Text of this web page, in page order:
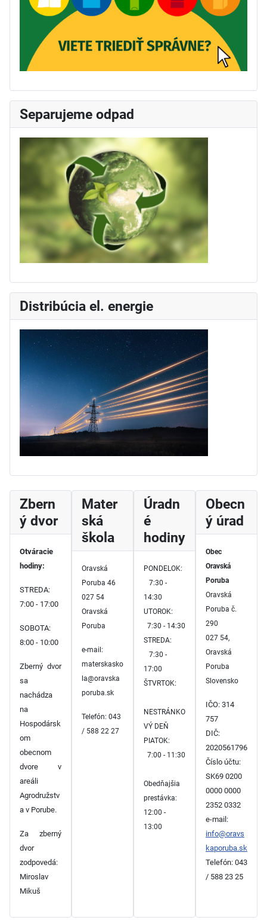
Separujeme odpad
Distribúcia el. energie
Zbern
ý dvor
Otváracie
hodiny:
STREDA:
7:00 - 17:00
SOBOTA:
8:00 - 10:00
Zberný dvor
sa
nachádza
na
Hospodársk
om
obecnom
dvore v
areáli
Agrodružstv
a v Porube.
Za zberný
dvor
zodpovedá:
Miroslav
Mikuš
Mater
ská
škola
Oravská
Poruba 46
027 54
Oravská
Poruba
e-mail:
materskasko
la@oravska
poruba.sk
Telefón: 043
/ 588 22 27
Úradn
é
hodiny
PONDELOK:
7:30 -
14:30
UTOROK:
7:30 - 14:30
STREDA:
7:30 -
17:00
ŠTVRTOK:
NESTRÁNKO
VÝ DEŇ
PIATOK:
7:00 - 11:30
Obedňajšia
prestávka:
12:00 -
13:00
Obecn
ý úrad
Obec
Oravská
Poruba
Oravská
Poruba č.
290
027 54,
Oravská
Poruba
Slovensko
IČO: 314
757
DIČ:
2020561796
Číslo účtu:
SK69 0200
0000 0000
2352 0332
e-mail:
info@oravs
kaporuba.sk
Telefón: 043
/ 588 23 25